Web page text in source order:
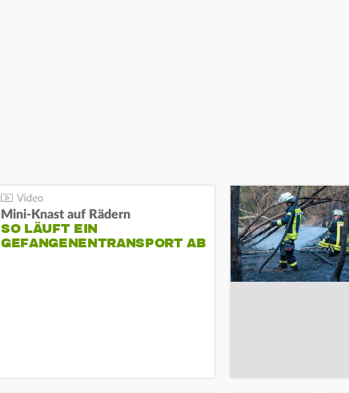
Mini-Knast auf Rädern
SO LÄUFT EIN
GEFANGENENTRANSPORT AB